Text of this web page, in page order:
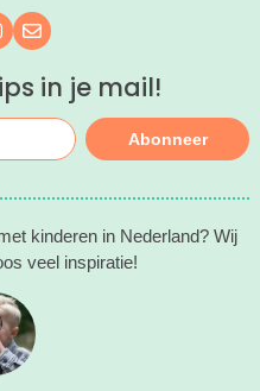
op Facebook
ons op Instagram
Mail ons
in je mail!
Abonneer
kinderen in Nederland? Wij
veel inspiratie!